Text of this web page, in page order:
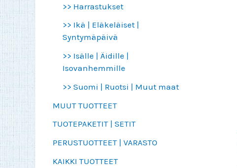
>> Harrastukset
>> Ikä | Eläkeläiset |
Syntymäpäivä
>> Isälle | Äidille |
Isovanhemmille
>> Suomi | Ruotsi | Muut maat
MUUT TUOTTEET
TUOTEPAKETIT | SETIT
PERUSTUOTTEET | VARASTO
KAIKKI TUOTTEET